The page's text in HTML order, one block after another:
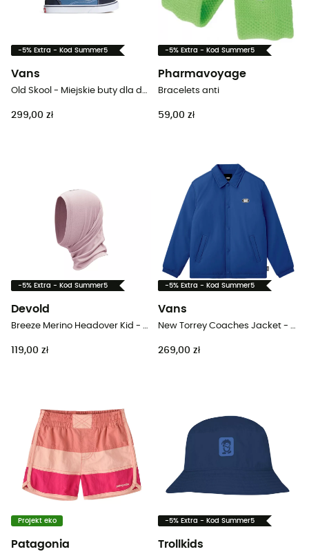
-5% Extra - Kod Summer5
Vans
Old Skool - Miejskie buty dla dzieci
299,00 zł
-5% Extra - Kod Summer5
Pharmavoyage
Bracelets anti
59,00 zł
-5% Extra - Kod Summer5
Devold
Breeze Merino Headover Kid - Komin z wełny merynosa dla dzieci
119,00 zł
-5% Extra - Kod Summer5
Vans
New Torrey Coaches Jacket - Kurtka dziecięca
269,00 zł
Projekt eko
Patagonia
-5% Extra - Kod Summer5
Trollkids